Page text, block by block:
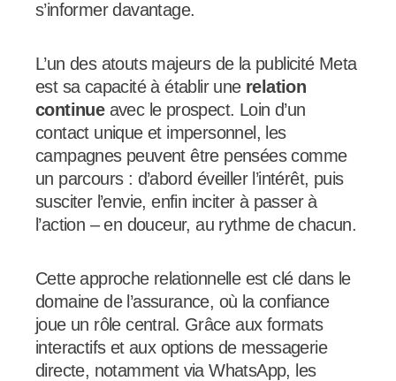
s’informer davantage.
L’un des atouts majeurs de la publicité Meta
est sa capacité à établir une relation
continueavec le prospect. Loin d’un
contact unique et impersonnel, les
campagnes peuvent être pensées comme
un parcours : d’abord éveiller l’intérêt, puis
susciter l’envie, enfin inciter à passer à
l’action – en douceur, au rythme de chacun.
Cette approche relationnelle est clé dans le
domaine de l’assurance, où la confiance
joue un rôle central. Grâce aux formats
interactifs et aux options de messagerie
directe, notamment via WhatsApp, les